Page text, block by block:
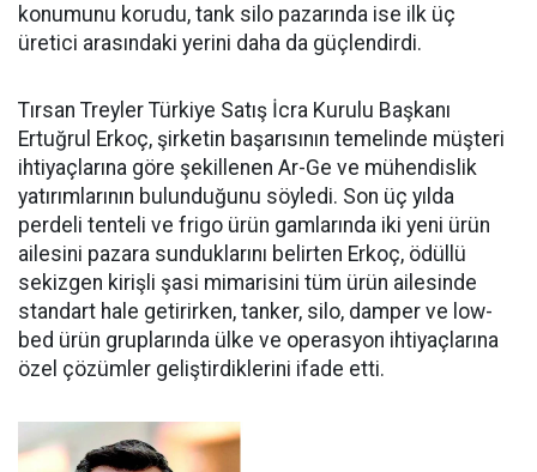
konumunu korudu, tank silo pazarında ise ilk üç
üretici arasındaki yerini daha da güçlen­dirdi.
Tırsan Treyler Türkiye Satış İcra Kurulu Başkanı
Ertuğrul Er­koç, şirketin başarısının teme­linde müşteri
ihtiyaçlarına göre şekillenen Ar-Ge ve mühendislik
yatırımlarının bulunduğunu söy­ledi. Son üç yılda
perdeli tenteli ve frigo ürün gamlarında iki yeni ürün
ailesini pazara sundukları­nı belirten Erkoç, ödüllü
sekizgen kirişli şasi mimarisini tüm ürün ailesinde
standart hale getirir­ken, tanker, silo, damper ve low­
bed ürün gruplarında ülke ve ope­rasyon ihtiyaçlarına
özel çözüm­ler geliştirdiklerini ifade etti.